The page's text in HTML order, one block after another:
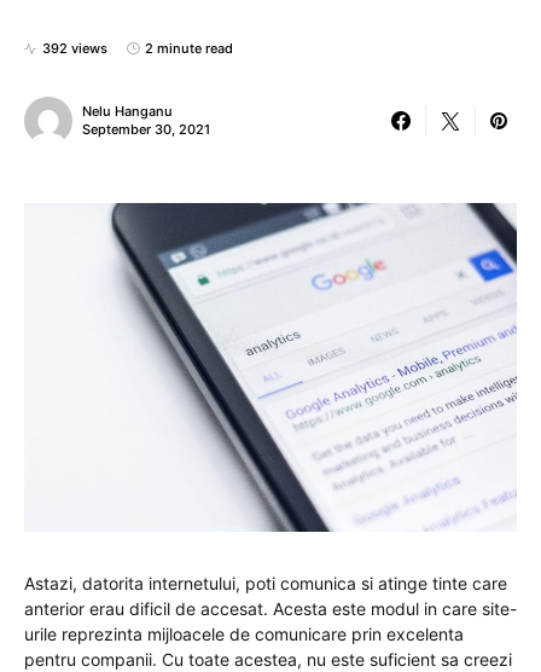
392 views 2 minute read
Nelu Hanganu
September 30, 2021
Astazi, datorita internetului, poti comunica si atinge tinte care
anterior erau dificil de accesat. Acesta este modul in care site-
urile reprezinta mijloacele de comunicare prin excelenta
pentru companii. Cu toate acestea, nu este suficient sa creezi